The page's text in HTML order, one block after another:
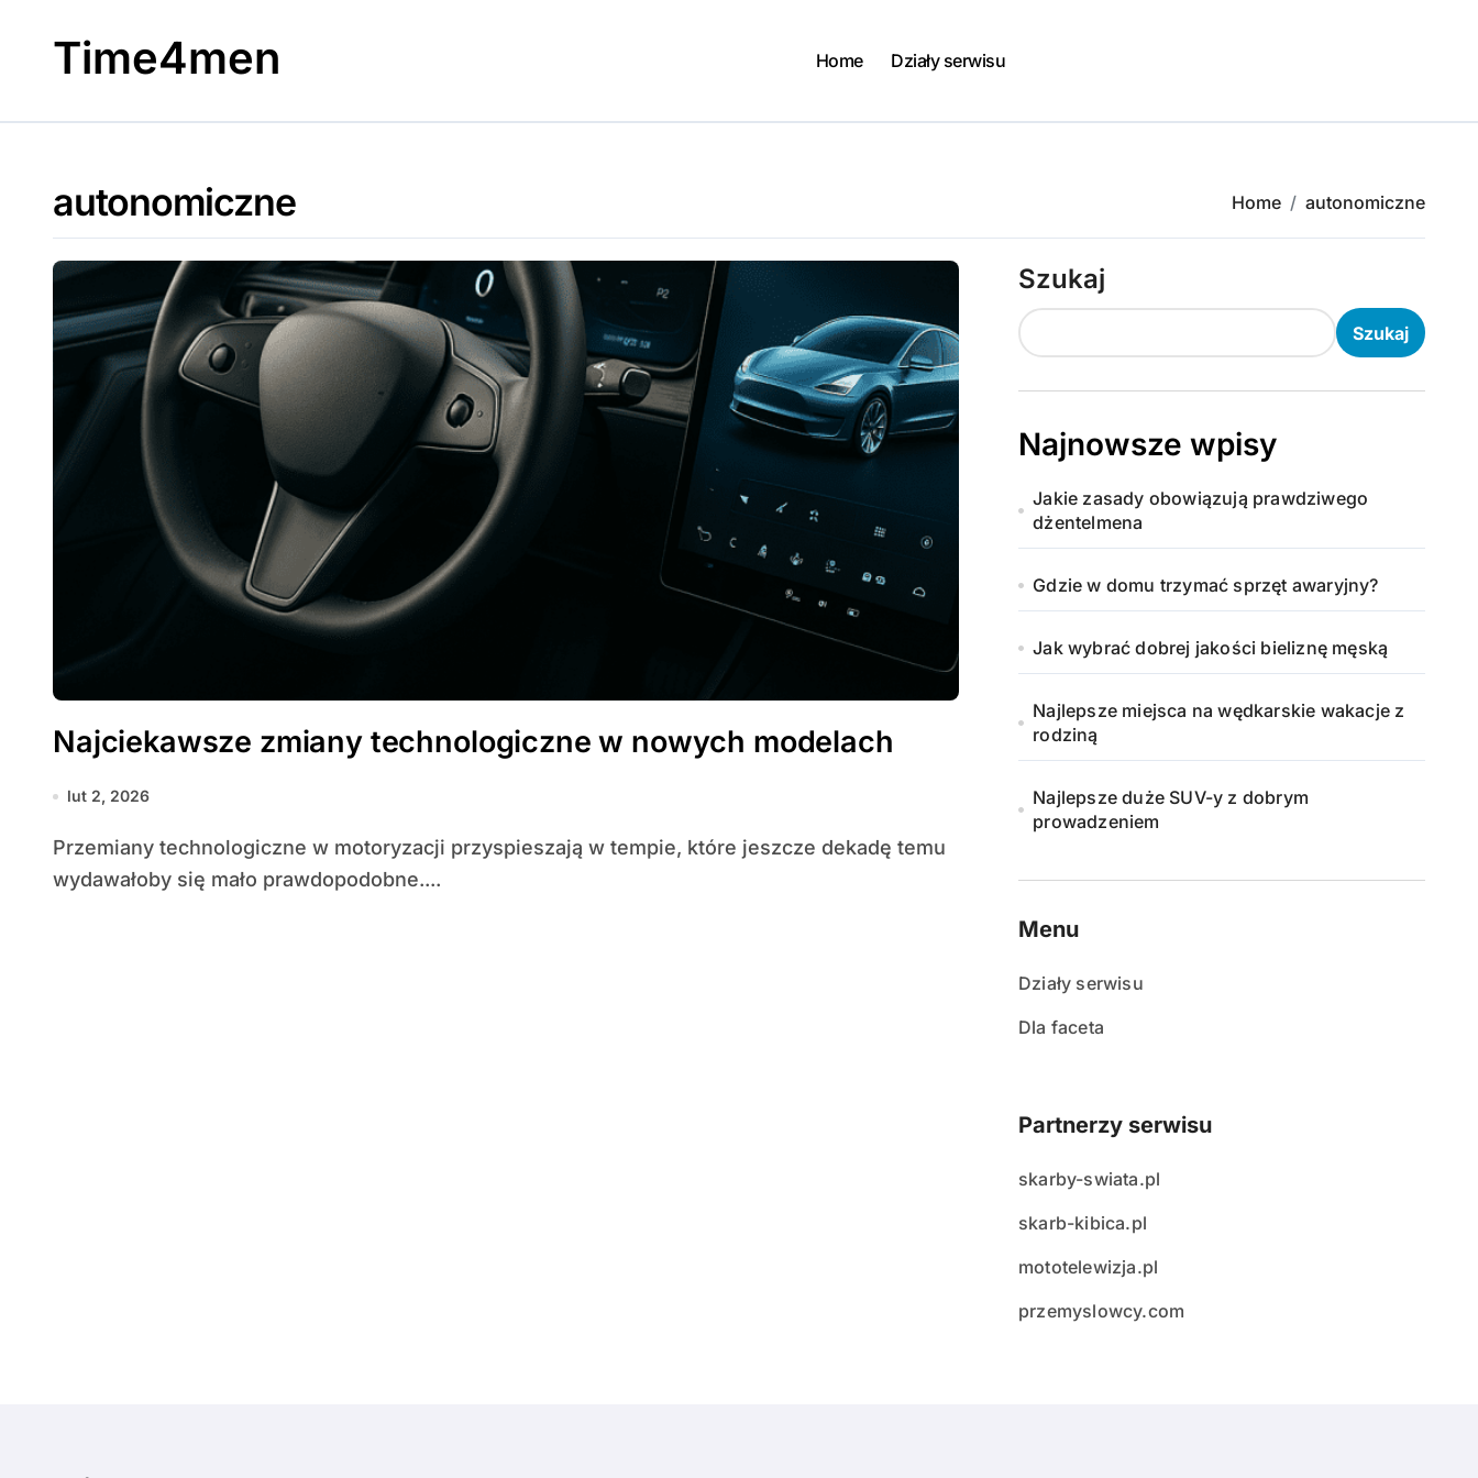
Time4men Home Działy serwisu
autonomiczne Home autonomiczne
Najciekawsze zmiany technologiczne w nowych modelach
lut 2, 2026
Przemiany technologiczne w motoryzacji przyspieszają w tempie, które jeszcze dekadę temu
wydawałoby się mało prawdopodobne....
Szukaj
Szukaj
Najnowsze wpisy
Jakie zasady obowiązują prawdziwego
dżentelmena
Gdzie w domu trzymać sprzęt awaryjny?
Jak wybrać dobrej jakości bieliznę męską
Najlepsze miejsca na wędkarskie wakacje z
rodziną
Najlepsze duże SUV-y z dobrym
prowadzeniem
Menu
Działy serwisu
Dla faceta
Partnerzy serwisu
skarby-swiata.pl
skarb-kibica.pl
mototelewizja.pl
przemyslowcy.com